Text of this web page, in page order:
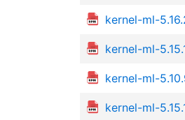
kernel-ml-
kernel-ml-
kernel-ml-
kernel-ml-